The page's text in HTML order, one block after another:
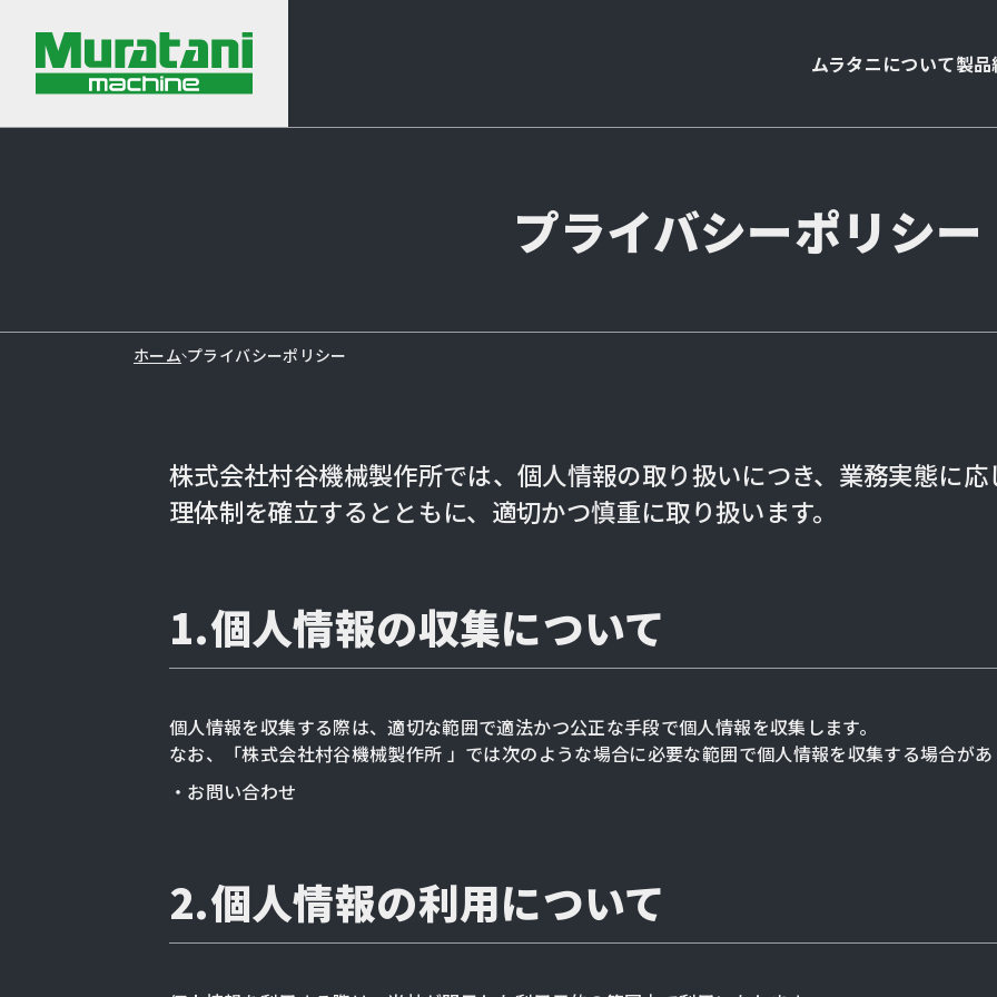
ムラタニについて製
プライバシーポリシー
ホーム プライバシーポリシー
株式会社村谷機械製作所では、個人情報の取り扱いにつき、業務実態に
理体制を確立するとともに、適切かつ慎重に取り扱います。
1.個人情報の収集について
個人情報を収集する際は、適切な範囲で適法かつ公正な手段で個人情報を収集します。
なお、「株式会社村谷機械製作所 」では次のような場合に必要な範囲で個人情報を収集する場合が
・お問い合わせ
2.個人情報の利用について